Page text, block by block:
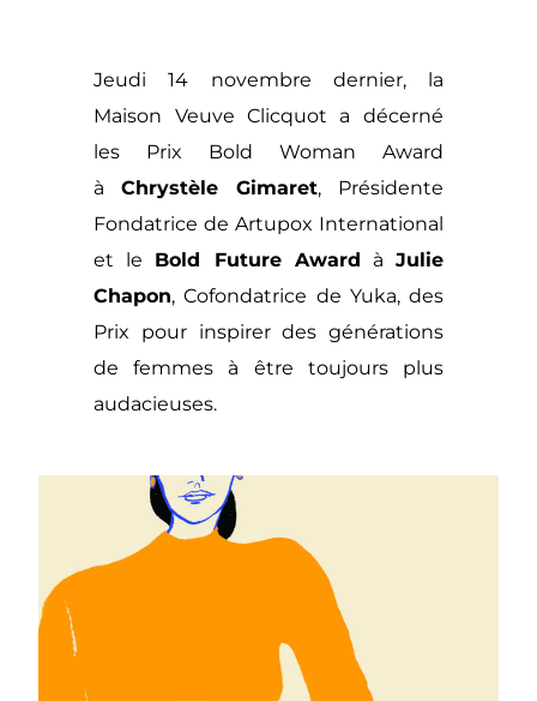
Jeudi 14 novembre dernier, la
Maison Veuve Clicquot a décerné
les Prix Bold Woman Award
àChrystèle Gimaret, Présidente
Fondatrice de Artupox International
et le Bold Future Award à Julie
Chapon, Cofondatrice de Yuka, des
Prix pour inspirer des générations
de femmes à être toujours plus
audacieuses.